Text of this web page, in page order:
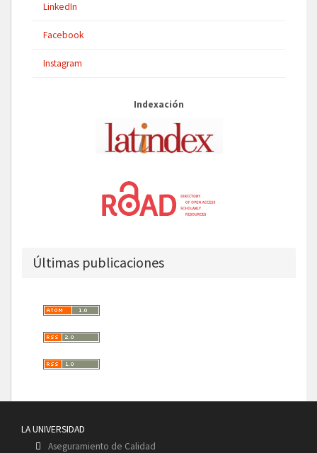
LinkedIn
Facebook
Instagram
Indexación
Últimas publicaciones
LA UNIVERSIDAD
Aseguramiento de Calidad